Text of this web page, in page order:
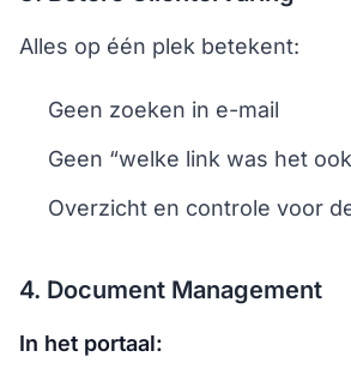
Alles op één plek betekent:
Geen zoeken in e-mail
Geen “welke link was het
Overzicht en controle voor
4. Document Management
In het portaal: